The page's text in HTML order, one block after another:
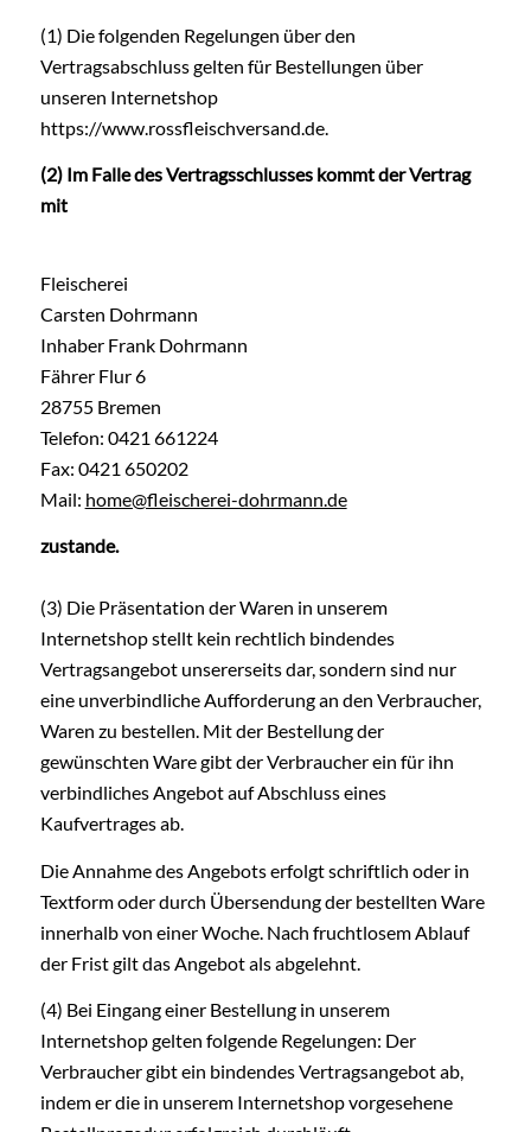
(1) Die folgenden Regelungen über den
Vertragsabschluss gelten für Bestellungen über
unseren Internetshop
https://www.rossfleischversand.de.
(2) Im Falle des Vertragsschlusses kommt der Vertrag
mit
Fleischerei
Carsten Dohrmann
Inhaber Frank Dohrmann
Fährer Flur 6
28755 Bremen
Telefon: 0421 661224
Fax: 0421 650202
Mail: home@fleischerei-dohrmann.de
zustande.
(3) Die Präsentation der Waren in unserem
Internetshop stellt kein rechtlich bindendes
Vertragsangebot unsererseits dar, sondern sind nur
eine unverbindliche Aufforderung an den Verbraucher,
Waren zu bestellen. Mit der Bestellung der
gewünschten Ware gibt der Verbraucher ein für ihn
verbindliches Angebot auf Abschluss eines
Kaufvertrages ab.
Die Annahme des Angebots erfolgt schriftlich oder in
Textform oder durch Übersendung der bestellten Ware
innerhalb von einer Woche. Nach fruchtlosem Ablauf
der Frist gilt das Angebot als abgelehnt.
(4) Bei Eingang einer Bestellung in unserem
Internetshop gelten folgende Regelungen: Der
Verbraucher gibt ein bindendes Vertragsangebot ab,
indem er die in unserem Internetshop vorgesehene